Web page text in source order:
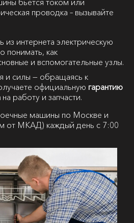
бьется током или
проводка – вызывайте
из интернета электрическую
понимать, как
и вспомогательные узлы.
и силы — обращаясь к
официальную гарантию
на работу и запчасти.
машины по Москве и
от МКАД) каждый день с 7:00